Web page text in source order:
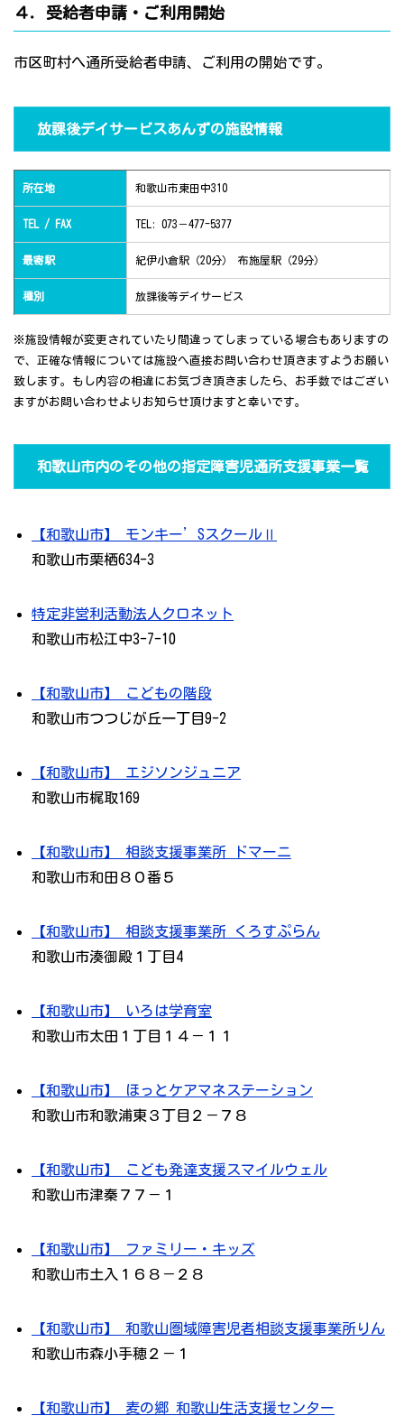
４．受給者申請・ご利用開始
市区町村へ通所受給者申請、ご利用の開始です。
放課後デイサービスあんずの施設情報
所在地 和歌山市東田中310
TEL / FAX TEL: 073－477-5377
最寄駅 紀伊小倉駅（20分） 布施屋駅（29分）
種別 放課後等デイサービス
※施設情報が変更されていたり間違ってしまっている場合もありますの
で、正確な情報については施設へ直接お問い合わせ頂きますようお願い
致します。もし内容の相違にお気づき頂きましたら、お手数ではござい
ますがお問い合わせよりお知らせ頂けますと幸いです。
和歌山市内のその他の指定障害児通所支援事業一覧
【和歌山市】 モンキー’SスクールⅡ
和歌山市栗栖634-3
特定非営利活動法人クロネット
和歌山市松江中3-7-10
【和歌山市】 こどもの階段
和歌山市つつじが丘一丁目9-2
【和歌山市】 エジソンジュニア
和歌山市梶取169
【和歌山市】 相談支援事業所 ドマーニ
和歌山市和田８０番５
【和歌山市】 相談支援事業所 くろすぷらん
和歌山市湊御殿１丁目4
【和歌山市】 いろは学育室
和歌山市太田１丁目１４－１１
【和歌山市】 ほっとケアマネステーション
和歌山市和歌浦東３丁目２－７８
【和歌山市】 こども発達支援スマイルウェル
和歌山市津秦７７－１
【和歌山市】 ファミリー・キッズ
和歌山市土入１６８－２８
【和歌山市】 和歌山圏域障害児者相談支援事業所りん
和歌山市森小手穂２－１
【和歌山市】 麦の郷 和歌山生活支援センター